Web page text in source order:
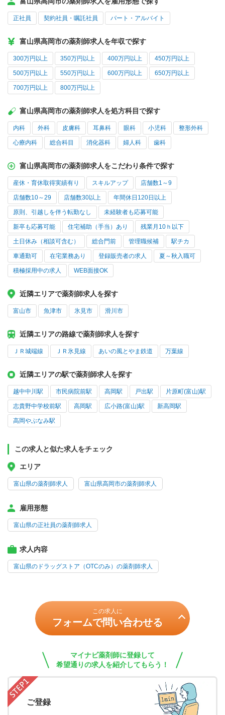
正社員 契約社員・嘱託社員 パート・アルバイト
富山県高岡市の薬剤師求人を年収で探す
300万円以上 350万円以上 400万円以上 450万円以上
500万円以上 550万円以上 600万円以上 650万円以上
700万円以上 800万円以上
富山県高岡市の薬剤師求人を処方科目で探す
内科 外科 皮膚科 耳鼻科 眼科 小児科 整形外科
心療内科 総合科目 消化器科 婦人科 歯科
富山県高岡市の薬剤師求人をこだわり条件で探す
産休・育休取得実績有り スキルアップ 店舗数1～9
店舗数10～29 店舗数30以上 年間休日120日以上
原則、引越しを伴う転勤なし 未経験者も応募可能
新卒も応募可能 住宅補助（手当）あり 残業月10ｈ以下
土日休み（相談可含む） 総合門前 管理職候補 駅チカ
車通勤可 在宅業務あり 登録販売者の求人 夏～秋入職可
積極採用中の求人 WEB面接OK
近隣エリアで薬剤師求人を探す
富山市 魚津市 氷見市 滑川市
近隣エリアの路線で薬剤師求人を探す
ＪＲ城端線 ＪＲ氷見線 あいの風とやま鉄道 万葉線
近隣エリアの駅で薬剤師求人を探す
越中中川駅 市民病院前駅 高岡駅 戸出駅 片原町(富山)駅
志貴野中学校前駅 高岡駅 広小路(富山)駅 新高岡駅
高岡やぶなみ駅
この求人と似た求人をチェック
エリア
富山県の薬剤師求人 富山県高岡市の薬剤師求人
雇用形態
富山県の正社員の薬剤師求人
求人内容
富山県のドラッグストア（OTCのみ）の薬剤師求人
この求人に
フォームで問い合わせる
マイナビ薬剤師に登録して
希望通りの求人を紹介してもらう！
ご登録